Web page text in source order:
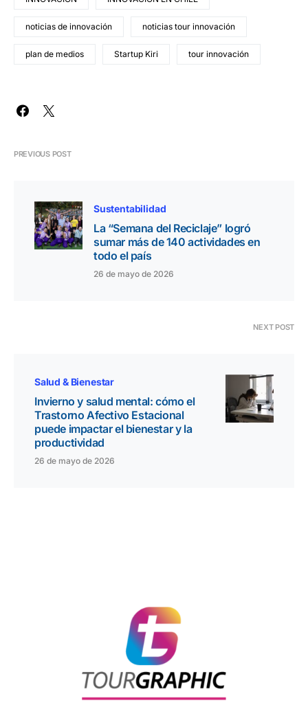
noticias de innovación noticias tour innovación
plan de medios Startup Kiri tour innovación
PREVIOUS POST
Sustentabilidad
La “Semana del Reciclaje” logró
sumar más de 140 actividades en
todo el país
26 de mayo de 2026
NEXT POST
Salud & Bienestar
Invierno y salud mental: cómo el
Trastorno Afectivo Estacional
puede impactar el bienestar y la
productividad
26 de mayo de 2026